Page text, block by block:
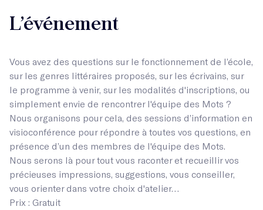
L’événement
Vous avez des questions sur le fonctionnement de l’école,
sur les genres littéraires proposés, sur les écrivains, sur
le programme à venir, sur les modalités d'inscriptions, ou
simplement envie de rencontrer l'équipe des Mots ?
Nous organisons pour cela, des sessions d’information en
visioconférence pour répondre à toutes vos questions, en
présence d’un des membres de l'équipe des Mots.
Nous serons là pour tout vous raconter et recueillir vos
précieuses impressions, suggestions, vous conseiller,
vous orienter dans votre choix d'atelier…
Prix : Gratuit